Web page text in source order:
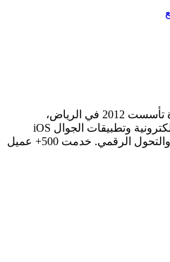
هوزن شركة تقنية سعودية رائدة تأسست 2012 في الرياض،
متخصصة في تطوير المواقع الإلكترونية وتطبيقات الجوال iOS
وAndroid وأنظمة ERP وOdoo والتحول الرقمي. خدمت 500+ عميل